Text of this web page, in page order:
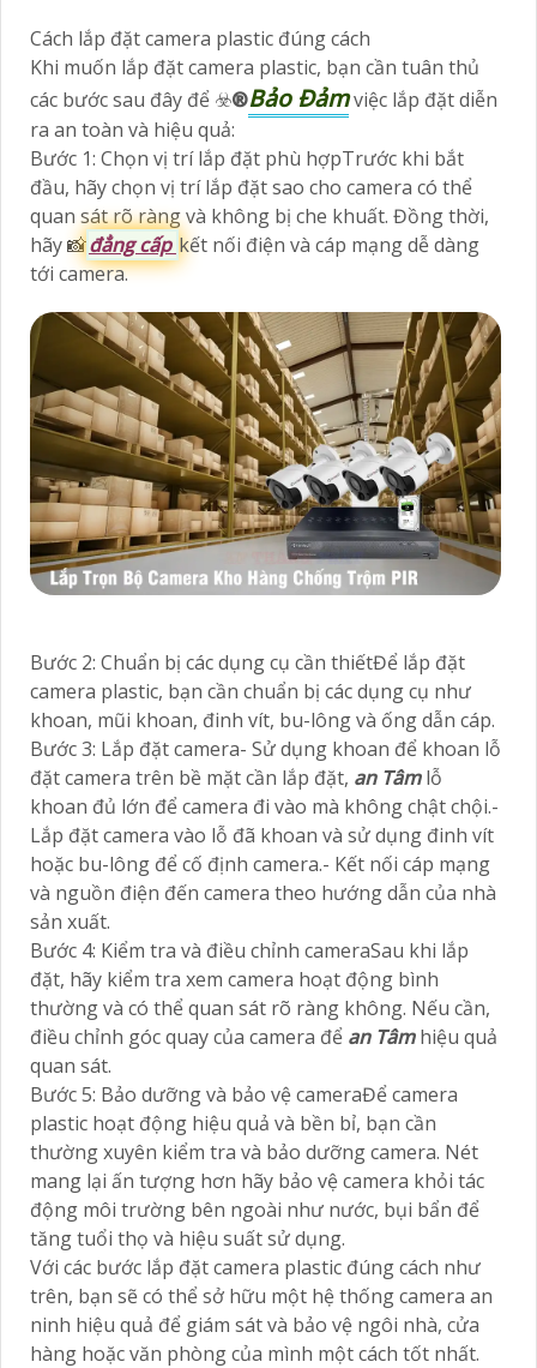
Cách lắp đặt camera plastic đúng cách
Khi muốn lắp đặt camera plastic, bạn cần tuân thủ
các bước sau đây để ☣️®️Bảo Đảmviệc lắp đặt diễn
ra an toàn và hiệu quả:
Bước 1: Chọn vị trí lắp đặt phù hợpTrước khi bắt
đầu, hãy chọn vị trí lắp đặt sao cho camera có thể
quan sát rõ ràng và không bị che khuất. Đồng thời,
hãy 📸đẳng cấp kết nối điện và cáp mạng dễ dàng
tới camera.
Bước 2: Chuẩn bị các dụng cụ cần thiếtĐể lắp đặt
camera plastic, bạn cần chuẩn bị các dụng cụ như
khoan, mũi khoan, đinh vít, bu-lông và ống dẫn cáp.
Bước 3: Lắp đặt camera- Sử dụng khoan để khoan lỗ
đặt camera trên bề mặt cần lắp đặt, an Tâmlỗ
khoan đủ lớn để camera đi vào mà không chật chội.-
Lắp đặt camera vào lỗ đã khoan và sử dụng đinh vít
hoặc bu-lông để cố định camera.- Kết nối cáp mạng
và nguồn điện đến camera theo hướng dẫn của nhà
sản xuất.
Bước 4: Kiểm tra và điều chỉnh cameraSau khi lắp
đặt, hãy kiểm tra xem camera hoạt động bình
thường và có thể quan sát rõ ràng không. Nếu cần,
điều chỉnh góc quay của camera để an Tâmhiệu quả
quan sát.
Bước 5: Bảo dưỡng và bảo vệ cameraĐể camera
plastic hoạt động hiệu quả và bền bỉ, bạn cần
thường xuyên kiểm tra và bảo dưỡng camera. Nét
mang lại ấn tượng hơn hãy bảo vệ camera khỏi tác
động môi trường bên ngoài như nước, bụi bẩn để
tăng tuổi thọ và hiệu suất sử dụng.
Với các bước lắp đặt camera plastic đúng cách như
trên, bạn sẽ có thể sở hữu một hệ thống camera an
ninh hiệu quả để giám sát và bảo vệ ngôi nhà, cửa
hàng hoặc văn phòng của mình một cách tốt nhất.